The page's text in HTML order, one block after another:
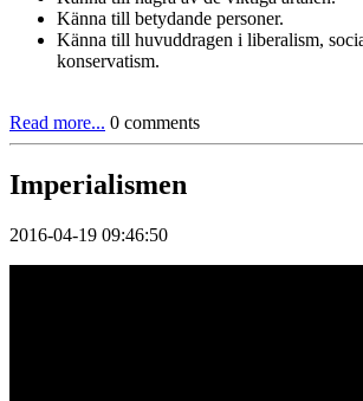
Känna till betydande personer.
Känna till huvuddragen i liberalism,
konservatism.
Read more... 0 comments
Imperialismen
2016-04-19 09:46:50